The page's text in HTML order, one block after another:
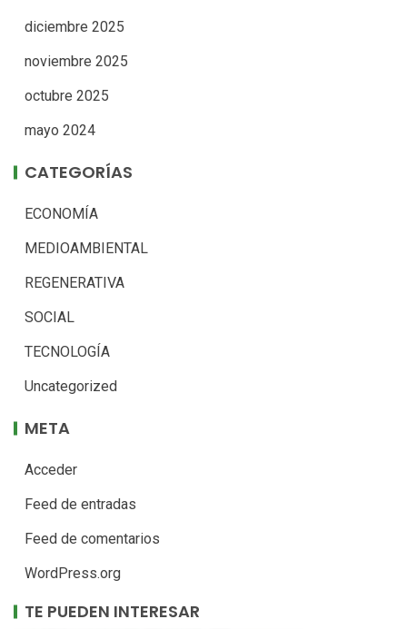
diciembre 2025
noviembre 2025
octubre 2025
mayo 2024
CATEGORÍAS
ECONOMÍA
MEDIOAMBIENTAL
REGENERATIVA
SOCIAL
TECNOLOGÍA
Uncategorized
META
Acceder
Feed de entradas
Feed de comentarios
WordPress.org
TE PUEDEN INTERESAR